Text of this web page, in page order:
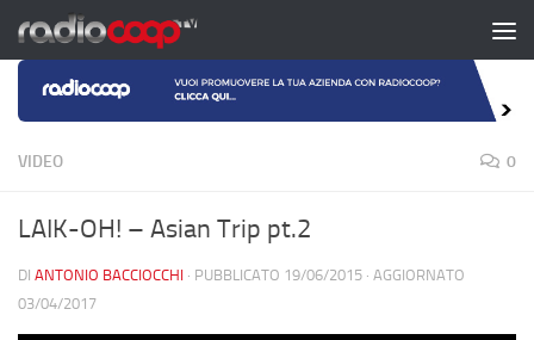
Salta al contenuto
VIDEO 0
LAIK-OH! – Asian Trip pt.2
DI ANTONIO BACCIOCCHI · PUBBLICATO 19/06/2015 · AGGIORNATO
03/04/2017